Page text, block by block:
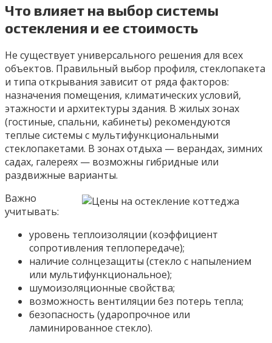
Что влияет на выбор системы
остекления и ее стоимость
Не существует универсального решения для всех
объектов. Правильный выбор профиля, стеклопакета
и типа открывания зависит от ряда факторов:
назначения помещения, климатических условий,
этажности и архитектуры здания. В жилых зонах
(гостиные, спальни, кабинеты) рекомендуются
теплые системы с мультифункциональными
стеклопакетами. В зонах отдыха — верандах, зимних
садах, галереях — возможны гибридные или
раздвижные варианты.
Важно
учитывать:
уровень теплоизоляции (коэффициент
сопротивления теплопередаче);
наличие солнцезащиты (стекло с напылением
или мультифункциональное);
шумоизоляционные свойства;
возможность вентиляции без потерь тепла;
безопасность (ударопрочное или
ламинированное стекло).